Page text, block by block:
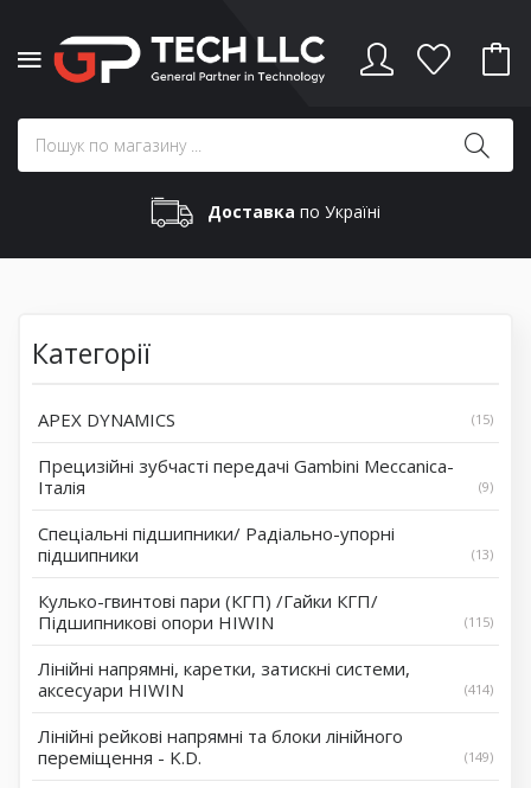
Доставка по Україні
Категорії
APEX DYNAMICS 15
Прецизійні зубчасті передачі Gambini Meccanica-
Італія
9
Спеціальні підшипники/ Радіально-упорні
підшипники
13
Кулько-гвинтові пари (КГП) /Гайки КГП/
Підшипникові опори HIWIN
115
Лінійні напрямні, каретки, затискні системи,
аксесуари HIWIN
414
Лінійні рейкові напрямні та блоки лінійного
переміщення - K.D.
149